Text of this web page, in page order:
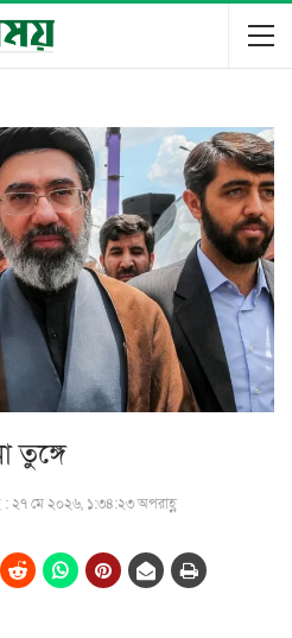
তুঙ্গে
: ২৭ মে ২০২৬, ১:৩৪:২৩ অপরাহ্ণ